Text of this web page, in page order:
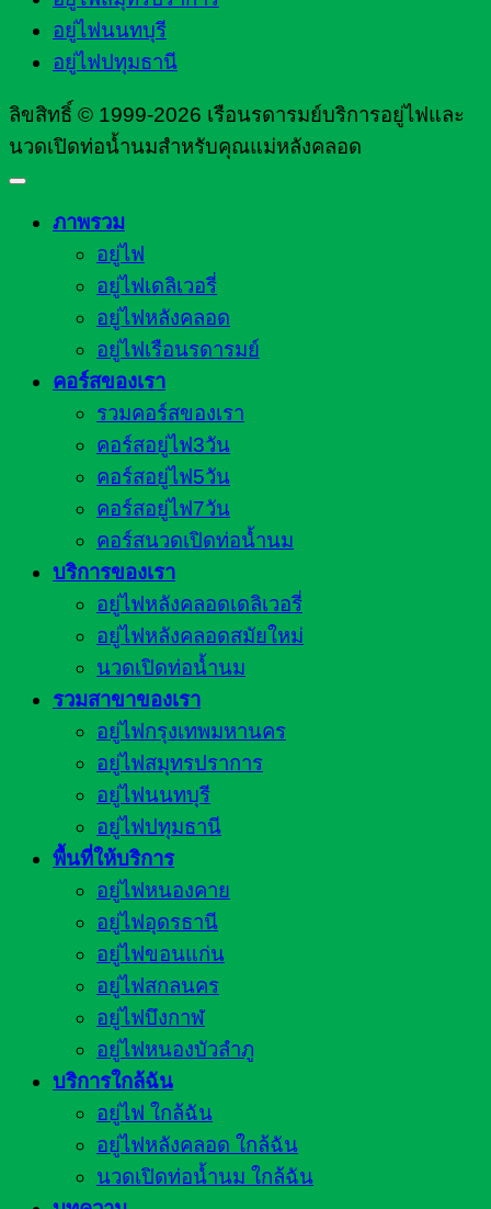
อยู่ไฟนนทบุรี
อยู่ไฟปทุมธานี
ลิขสิทธิ์ © 1999-2026 เรือนรดารมย์บริการอยู่ไฟและ
นวดเปิดท่อน้ำนมสำหรับคุณแม่หลังคลอด
ภาพรวม
อยู่ไฟ
อยู่ไฟเดลิเวอรี่
อยู่ไฟหลังคลอด
อยู่ไฟเรือนรดารมย์
คอร์สของเรา
รวมคอร์สของเรา
คอร์สอยู่ไฟ3วัน
คอร์สอยู่ไฟ5วัน
คอร์สอยู่ไฟ7วัน
คอร์สนวดเปิดท่อน้ำนม
บริการของเรา
อยู่ไฟหลังคลอดเดลิเวอรี่
อยู่ไฟหลังคลอดสมัยใหม่
นวดเปิดท่อน้ำนม
รวมสาขาของเรา
อยู่ไฟกรุงเทพมหานคร
อยู่ไฟสมุทรปราการ
อยู่ไฟนนทบุรี
อยู่ไฟปทุมธานี
พื้นที่ให้บริการ
อยู่ไฟหนองคาย
อยู่ไฟอุดรธานี
อยู่ไฟขอนแก่น
อยู่ไฟสกลนคร
อยู่ไฟบึงกาฬ
อยู่ไฟหนองบัวลำภู
บริการใกล้ฉัน
อยู่ไฟ ใกล้ฉัน
อยู่ไฟหลังคลอด ใกล้ฉัน
นวดเปิดท่อน้ำนม ใกล้ฉัน